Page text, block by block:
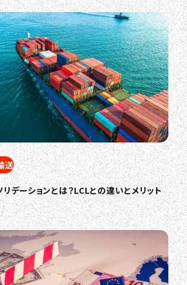
送
デーションとは？LCLとの違いとメリット